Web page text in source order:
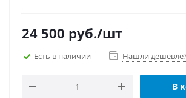
24 500 руб./шт
Есть в наличии Нашли дешевле?
В